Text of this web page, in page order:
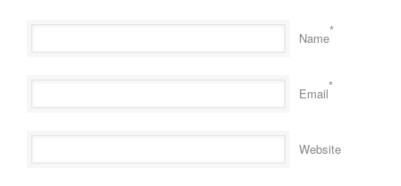
Name*
Email*
Website